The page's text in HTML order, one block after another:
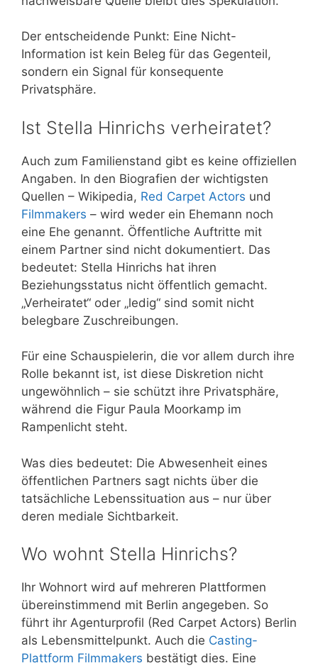
Der entscheidende Punkt: Eine Nicht-
Information ist kein Beleg für das Gegenteil,
sondern ein Signal für konsequente
Privatsphäre.
Ist Stella Hinrichs verheiratet?
Auch zum Familienstand gibt es keine offiziellen
Angaben. In den Biografien der wichtigsten
Quellen – Wikipedia, Red Carpet Actors und
Filmmakers – wird weder ein Ehemann noch
eine Ehe genannt. Öffentliche Auftritte mit
einem Partner sind nicht dokumentiert. Das
bedeutet: Stella Hinrichs hat ihren
Beziehungsstatus nicht öffentlich gemacht.
„Verheiratet“ oder „ledig“ sind somit nicht
belegbare Zuschreibungen.
Für eine Schauspielerin, die vor allem durch ihre
Rolle bekannt ist, ist diese Diskretion nicht
ungewöhnlich – sie schützt ihre Privatsphäre,
während die Figur Paula Moorkamp im
Rampenlicht steht.
Was dies bedeutet: Die Abwesenheit eines
öffentlichen Partners sagt nichts über die
tatsächliche Lebenssituation aus – nur über
deren mediale Sichtbarkeit.
Wo wohnt Stella Hinrichs?
Ihr Wohnort wird auf mehreren Plattformen
übereinstimmend mit Berlin angegeben. So
führt ihr Agenturprofil (Red Carpet Actors) Berlin
als Lebensmittelpunkt. Auch die Casting-
Plattform Filmmakers bestätigt dies. Eine